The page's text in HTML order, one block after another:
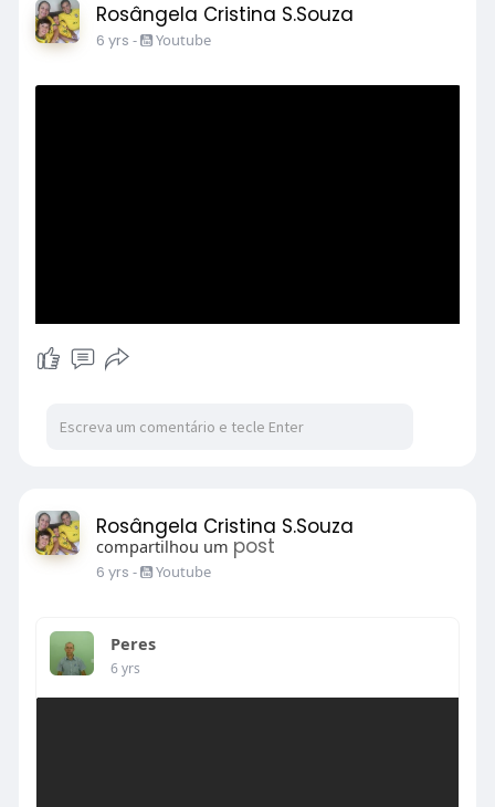
Rosângela Cristina S.Souza
6 yrs - Youtube
Rosângela Cristina S.Souza
compartilhou um post
6 yrs - Youtube
Peres
6 yrs